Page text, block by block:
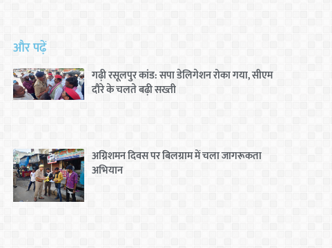
और पढ़ें
गढ़ी रसूलपुर कांड: सपा डेलिगेशन रोका गया, सीएम
दौरे के चलते बढ़ी सख्ती
अग्निशमन दिवस पर बिलग्राम में चला जागरूकता
अभियान